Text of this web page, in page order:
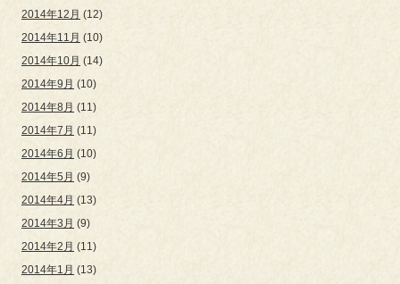
2014年12月 (12)
2014年11月 (10)
2014年10月 (14)
2014年9月 (10)
2014年8月 (11)
2014年7月 (11)
2014年6月 (10)
2014年5月 (9)
2014年4月 (13)
2014年3月 (9)
2014年2月 (11)
2014年1月 (13)